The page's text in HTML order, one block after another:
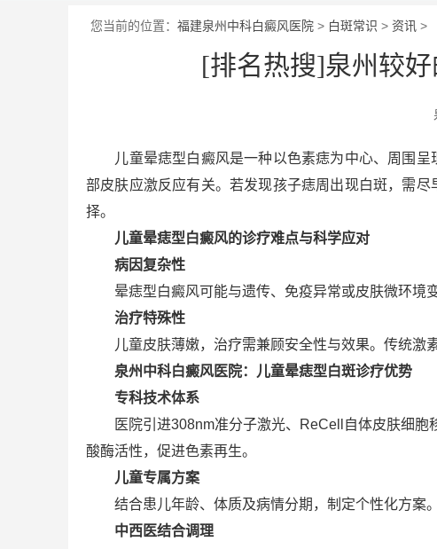
您当前的位置： 福建泉州中科白癜风医院 > 白斑常识 > 资讯 >
[排名热搜]泉州较
儿童晕痣型白癜风是一种以色素痣为中心、周围呈
部皮肤应激反应有关。若发现孩子痣周出现白斑，需尽
择。
儿童晕痣型白癜风的诊疗难点与科学应对
病因复杂性
晕痣型白癜风可能与遗传、免疫异常或皮肤微环境变
治疗特殊性
儿童皮肤薄嫩，治疗需兼顾安全性与效果。传统激素
泉州中科白癜风医院：儿童晕痣型白斑诊疗优势
专科技术体系
医院引进308nm准分子激光、ReCell自体皮肤细胞
酸酶活性，促进色素再生。
儿童专属方案
结合患儿年龄、体质及病情分期，制定个性化方案。
中西医结合调理